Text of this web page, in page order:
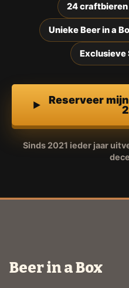
24 craftbieren
Unieke Beer in a
Exclusieve
Reserveer
Sinds 2021 ieder jaar
Beer in a Box